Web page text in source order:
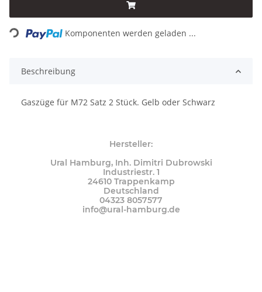
Komponenten werden geladen ...
Beschreibung
Gaszüge für M72 Satz 2 Stück. Gelb oder Schwarz
Hersteller:
Ural Hamburg, Inh. Dimitri Dubrowski
Industriestr. 1
24610 Trappenkamp
Deutschland
04323 8057577
info@ural-hamburg.de